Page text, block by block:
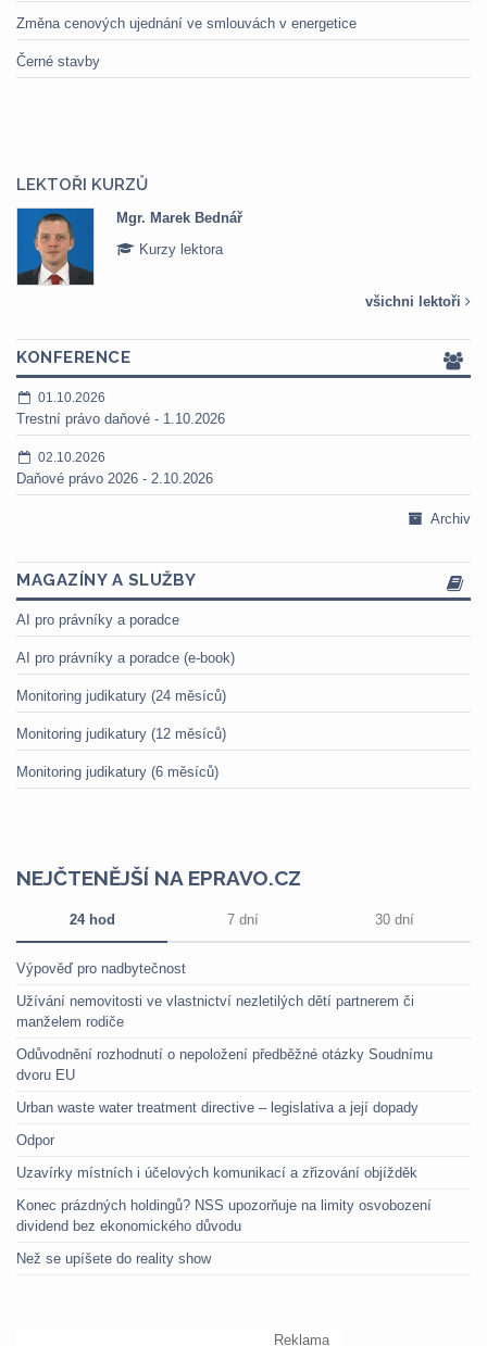
Změna cenových ujednání ve smlouvách v energetice
Černé stavby
LEKTOŘI KURZŮ
Mgr. Marek Bednář
Kurzy lektora
všichni lektoři
KONFERENCE
01.10.2026
Trestní právo daňové - 1.10.2026
02.10.2026
Daňové právo 2026 - 2.10.2026
Archiv
MAGAZÍNY A SLUŽBY
AI pro právníky a poradce
AI pro právníky a poradce (e-book)
Monitoring judikatury (24 měsíců)
Monitoring judikatury (12 měsíců)
Monitoring judikatury (6 měsíců)
NEJČTENĚJŠÍ NA EPRAVO.CZ
24 hod 7 dní 30 dní
Výpověď pro nadbytečnost
Užívání nemovitosti ve vlastnictví nezletilých dětí partnerem či
manželem rodiče
Odůvodnění rozhodnutí o nepoložení předběžné otázky Soudnímu
dvoru EU
Urban waste water treatment directive – legislativa a její dopady
Odpor
Uzavírky místních i účelových komunikací a zřizování objížděk
Konec prázdných holdingů? NSS upozorňuje na limity osvobození
dividend bez ekonomického důvodu
Než se upíšete do reality show